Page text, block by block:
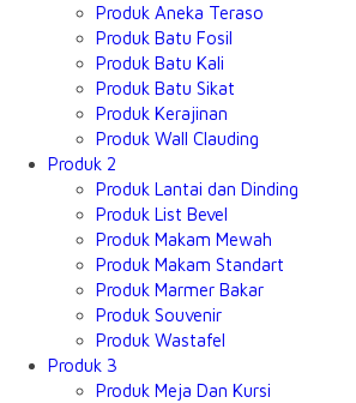
Produk Aneka Teraso
Produk Batu Fosil
Produk Batu Kali
Produk Batu Sikat
Produk Kerajinan
Produk Wall Clauding
Produk 2
Produk Lantai dan Dinding
Produk List Bevel
Produk Makam Mewah
Produk Makam Standart
Produk Marmer Bakar
Produk Souvenir
Produk Wastafel
Produk 3
Produk Meja Dan Kursi